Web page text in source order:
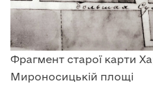
Фрагмент старої карти
Мироносицькій площі